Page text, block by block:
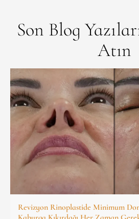
Son Blog
Atın
Revizyon Rinoplastide Minimum